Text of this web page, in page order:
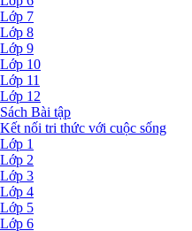
Lớp 7
Lớp 8
Lớp 9
Lớp 10
Lớp 11
Lớp 12
Sách Bài tập
Kết nối tri thức với cuộc sống
Lớp 1
Lớp 2
Lớp 3
Lớp 4
Lớp 5
Lớp 6